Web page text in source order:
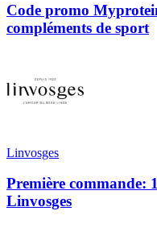
Code promo
compléments de sport
Linvosges
Première commande:
Linvosges